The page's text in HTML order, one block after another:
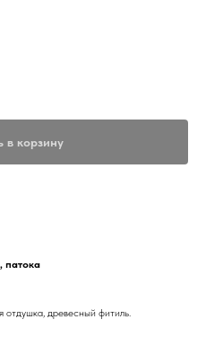
в корзину
патока
отдушка, древесный фитиль.